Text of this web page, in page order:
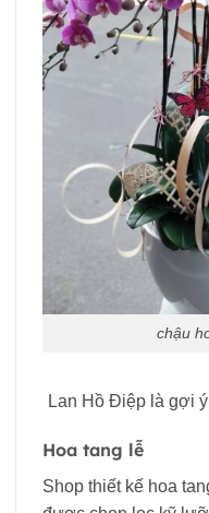
chậu
Lan Hồ Điệp là gợi
Hoa tang lễ
Shop thiết kế hoa